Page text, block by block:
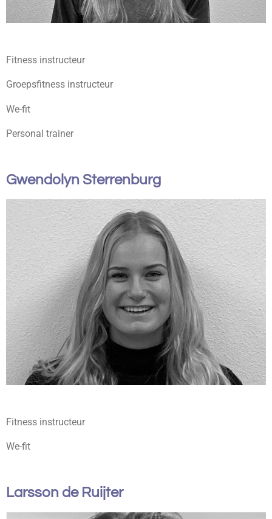
Fitness instructeur
Groepsfitness instructeur
We-fit
Personal trainer
Gwendolyn Sterrenburg
Fitness instructeur
We-fit
Larsson de Ruijter